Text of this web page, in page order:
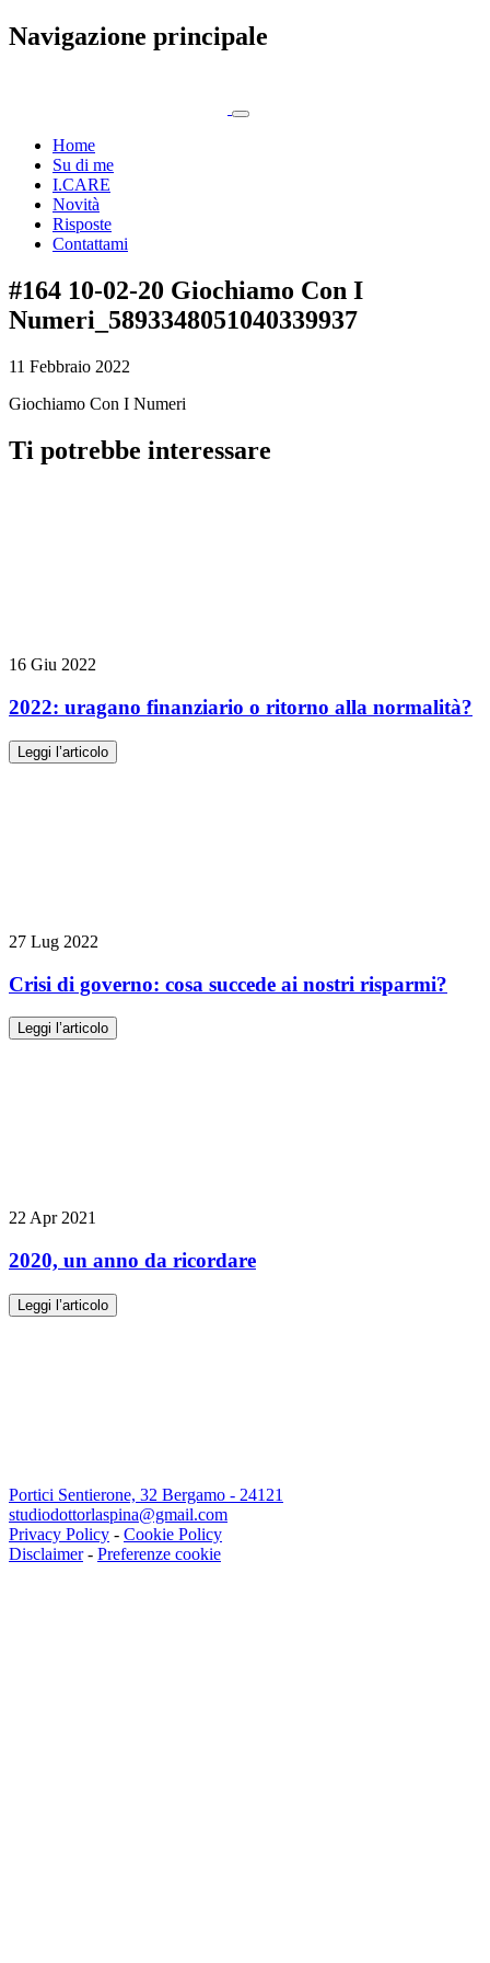
Navigazione principale
Home
Su di me
I.CARE
Novità
Risposte
Contattami
#164 10-02-20 Giochiamo Con I
Numeri_5893348051040339937
11 Febbraio 2022
Giochiamo Con I Numeri
Ti potrebbe interessare
16 Giu 2022
2022: uragano finanziario o ritorno alla normalità?
Leggi l’articolo
27 Lug 2022
Crisi di governo: cosa succede ai nostri risparmi?
Leggi l’articolo
22 Apr 2021
2020, un anno da ricordare
Leggi l’articolo
Portici Sentierone, 32 Bergamo - 24121
studiodottorlaspina@gmail.com
Privacy Policy - Cookie Policy
Disclaimer- Preferenze cookie